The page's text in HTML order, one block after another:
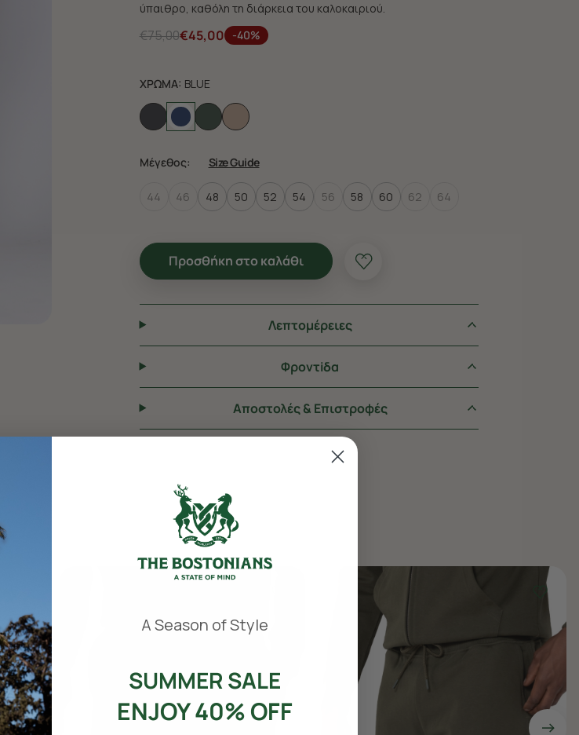
ύπαιθρο, καθόλη τη διάρκεια του καλοκαιριού.
€75,00€45,00 -40%
ΧΡΩΜΑ: BLUE
Μέγεθος: Size Guide
44 46 48 50 52 54 56 58 60 62 64
Προσθήκη στο καλάθι
Λεπτομέρειες
Φροντiδα
Αποστολές & Επιστροφές
A Season of Style
SUMMER SALE
ENJOY 40% OFF